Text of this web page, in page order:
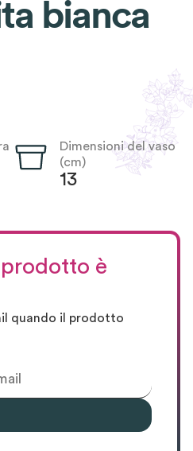
bianca
Dimensioni del vaso
(cm)
13
è
quando il prodotto